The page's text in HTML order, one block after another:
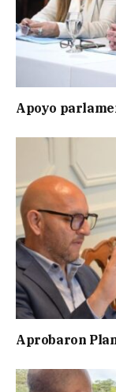
Apoyo
Aprobaron